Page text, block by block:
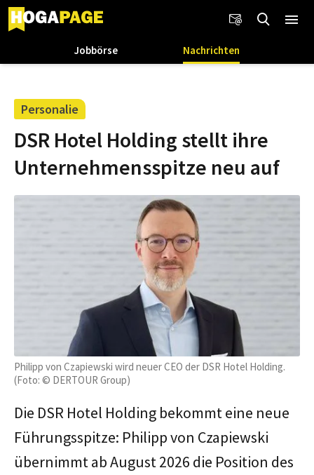
Jobbörse Nachrichten
Personalie
DSR Hotel Holding stellt ihre
Unternehmensspitze neu auf
Philipp von Czapiewski wird neuer CEO der DSR Hotel Holding.
(Foto: © DERTOUR Group)
Die DSR Hotel Holding bekommt eine neue
Führungsspitze: Philipp von Czapiewski
übernimmt ab August 2026 die Position des